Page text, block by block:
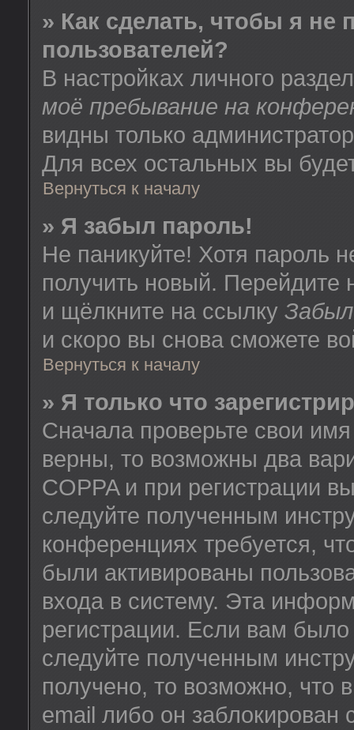
» Как сделать, чтобы я не
пользователей?
В настройках личного
моё пребывание на
видны только
Для всех остальных вы
Вернуться к началу
» Я забыл пароль!
Не паникуйте! Хотя пароль
получить новый.
и щёлкните на ссылку
и скоро вы снова сможете
Вернуться к началу
» Я только что
Сначала проверьте свои
верны, то возможны два
COPPA и при регистрации
следуйте полученным
конференциях требуется,
были активированы
входа в систему. Эта
регистрации. Если вам
следуйте полученным
получено, то возможно, что
email либо он